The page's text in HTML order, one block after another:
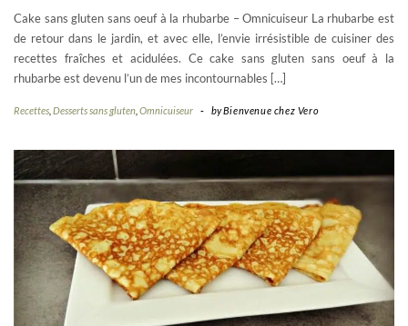
Cake sans gluten sans oeuf à la rhubarbe – Omnicuiseur La rhubarbe est
de retour dans le jardin, et avec elle, l’envie irrésistible de cuisiner des
recettes fraîches et acidulées. Ce cake sans gluten sans oeuf à la
rhubarbe est devenu l’un de mes incontournables […]
Recettes Desserts sans gluten Omnicuiseur - byBienvenue chez Vero